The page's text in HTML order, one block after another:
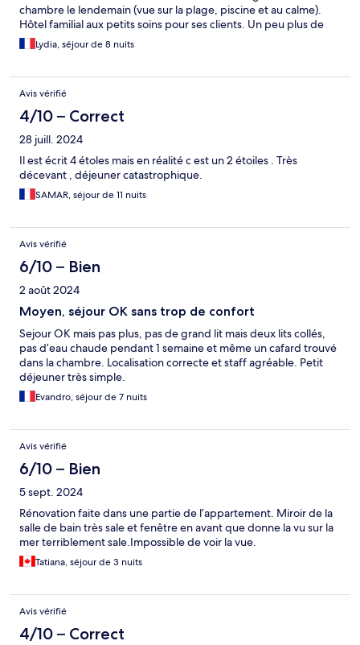
chambre le lendemain (vue sur la plage, piscine et au calme).
Hôtel familial aux petits soins pour ses clients. Un peu plus de
variétés au petit déjeuner serait un plus.
Lydia, séjour de 8 nuits
Avis vérifié
4/10 – Correct
28 juill. 2024
Il est écrit 4 étoles mais en réalité c est un 2 étoiles . Très
décevant , déjeuner catastrophique.
SAMAR, séjour de 11 nuits
Avis vérifié
6/10 – Bien
2 août 2024
Moyen, séjour OK sans trop de confort
Sejour OK mais pas plus, pas de grand lit mais deux lits collés,
pas d’eau chaude pendant 1 semaine et même un cafard trouvé
dans la chambre. Localisation correcte et staff agréable. Petit
déjeuner très simple.
Evandro, séjour de 7 nuits
Avis vérifié
6/10 – Bien
5 sept. 2024
Rénovation faite dans une partie de l’appartement. Miroir de la
salle de bain très sale et fenêtre en avant que donne la vu sur la
mer terriblement sale.Impossible de voir la vue.
Tatiana, séjour de 3 nuits
Avis vérifié
4/10 – Correct